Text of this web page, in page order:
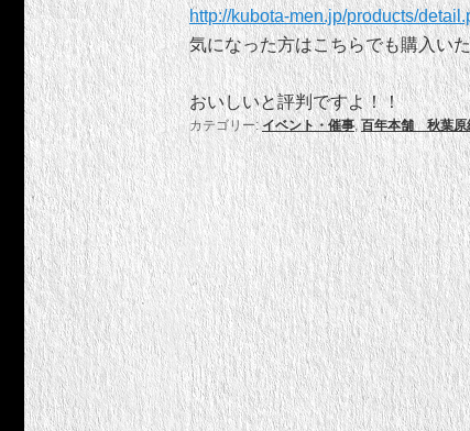
http://kubota-men.jp/products/
気になった方はこちらでも購入い
おいしいと評判ですよ！！
カテゴリー: イベント・催事,百年本舗 秋葉原